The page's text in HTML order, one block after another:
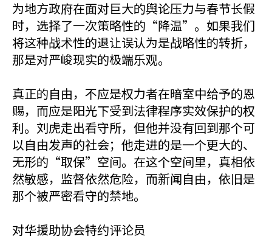
为地方政府在面对巨大的舆论压力与春节长假
时，选择了一次策略性的“降温”。如果我们
将这种战术性的退让误认为是战略性的转折，
那是对严峻现实的极端乐观。
真正的自由，不应是权力者在暗室中给予的恩
赐，而应是阳光下受到法律程序实效保护的权
利。刘虎走出看守所，但他并没有回到那个可
以自由发声的社会；他走进的是一个更大的、
无形的“取保”空间。在这个空间里，真相依
然敏感，监督依然危险，而新闻自由，依旧是
那个被严密看守的禁地。
对华援助协会特约评论员